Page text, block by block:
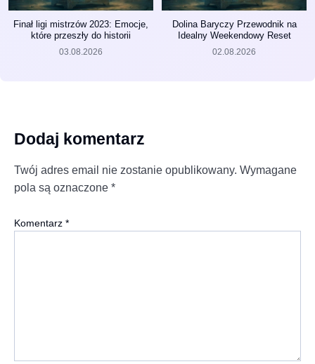
Finał ligi mistrzów 2023: Emocje,
które przeszły do historii
03.08.2026
Dolina Baryczy Przewodnik na
Idealny Weekendowy Reset
02.08.2026
Dodaj komentarz
Twój adres email nie zostanie opublikowany. Wymagane
pola są oznaczone *
Komentarz *